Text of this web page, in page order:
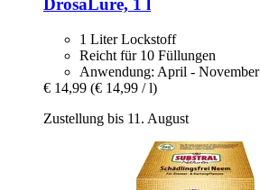
DrosaLure, 1 l
1 Liter Lockstoff
Reicht für 10 Füllungen
Anwendung: April - November
€ 14,99 (€ 14,99 / l)
Zustellung bis 11. August